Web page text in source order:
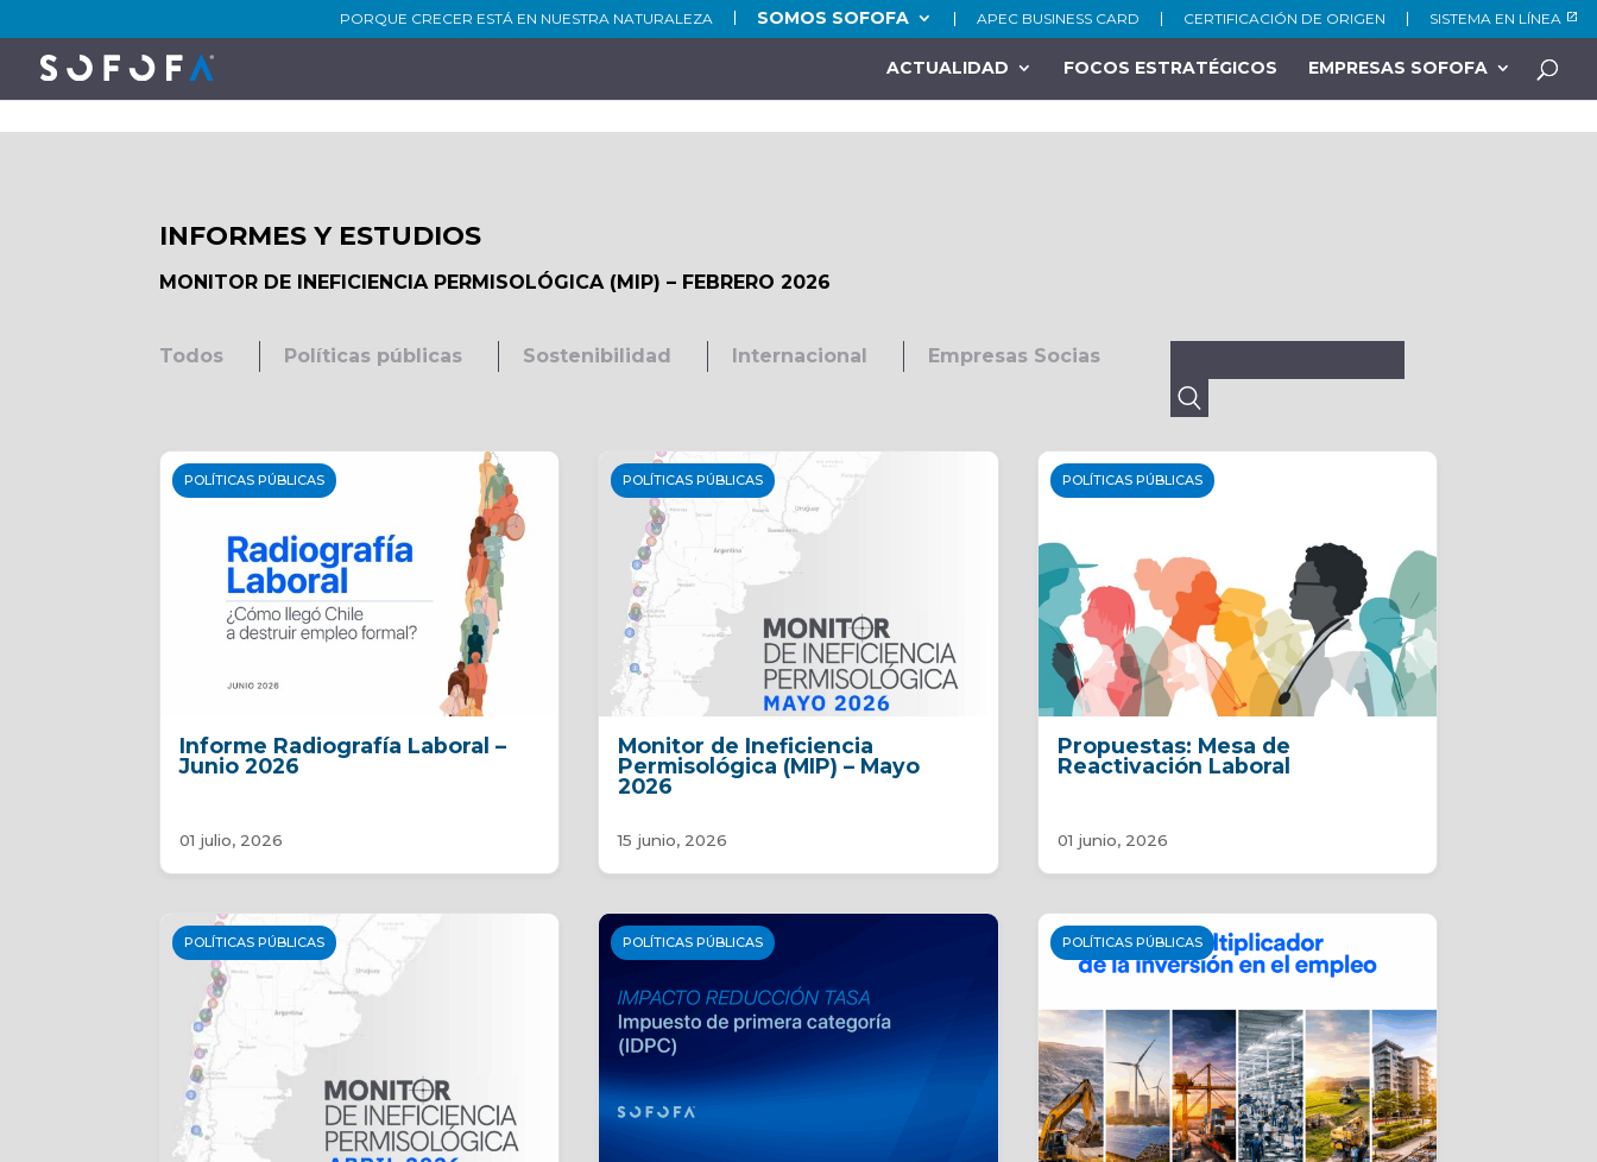
PORQUE CRECER ESTÁ EN NUESTRA NATURALEZA SOMOS SOFOFA APEC BUSINESS CARD CERTIFICACIÓN DE ORIGEN SISTEMA EN LÍNEA
ACTUALIDAD FOCOS ESTRATÉGICOS EMPRESAS SOFOFA
INFORMES Y ESTUDIOS
MONITOR DE INEFICIENCIA PERMISOLÓGICA (MIP) – FEBRERO 2026
Todos Políticas públicas Sostenibilidad Internacional Empresas Socias
POLÍTICAS PÚBLICAS
Informe Radiografía Laboral –
Junio 2026
01 julio, 2026
POLÍTICAS PÚBLICAS
Monitor de Ineficiencia
Permisológica (MIP) – Mayo
2026
15 junio, 2026
POLÍTICAS PÚBLICAS
Propuestas: Mesa de
Reactivación Laboral
01 junio, 2026
POLÍTICAS PÚBLICAS POLÍTICAS PÚBLICAS POLÍTICAS PÚBLICAS